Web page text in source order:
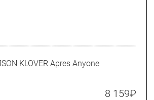
KLOVER Apres Anyone
8 159₽